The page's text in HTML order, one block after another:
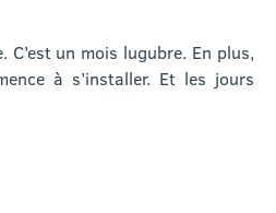
C’est un mois lugubre. En plus,
à s’installer. Et les jours